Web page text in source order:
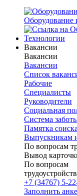
Оборудование
Технологии
Вакансии
Вакансии
Вакансии
Список
Рабочие
Специалисты
Руководители
Cоциальная
Система
Памятка
Выпускникам
По вопросам
Вывод
По вопросам
+7 (34767) 5-
Заполнить